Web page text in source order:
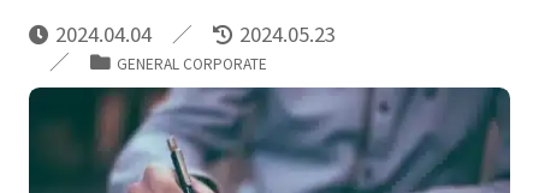
2024.04.04 2024.05.23
GENERAL CORPORATE